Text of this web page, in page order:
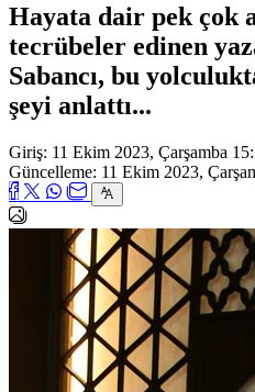
Hayata dair pek çok
tecrübeler edinen
Sabancı, bu
şeyi anlattı...
Giriş: 11 Ekim 2023, Çarşamba
Güncelleme: 11 Ekim 2023,